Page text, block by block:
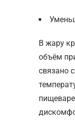
В жару
объём
связано